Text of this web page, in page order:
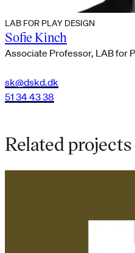
LAB FOR PLAY DESIGN
Sofie Kinch
Associate Professor, LAB for
sk@dskd.dk
51 34 43 38
Related projects